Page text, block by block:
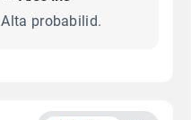
Alta probabilid.